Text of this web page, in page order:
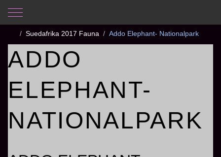
Mobile Menu Toggle
Aktuelle Seite:
Suedafrika 2017 Fauna
Addo Elephant- Nationalpark
ADDO
ELEPHANT-
NATIONALPARK